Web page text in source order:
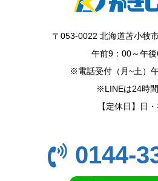
〒053-0022 北海道苫小牧
午前9：00～午
※電話受付（月~土）
※LINEは24時
【定休日】日
0144-